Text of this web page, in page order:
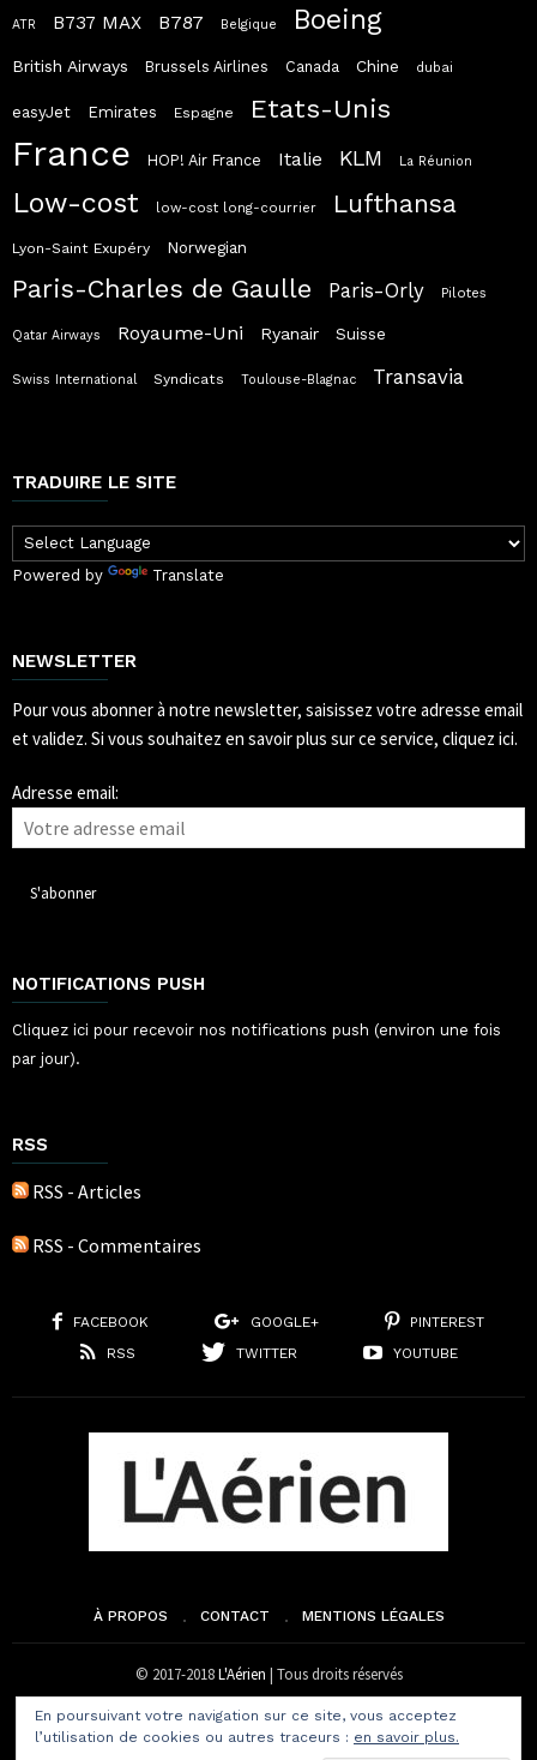
ATR B737 MAX B787 Belgique Boeing
British Airways Brussels Airlines Canada Chine dubai
easyJet Emirates Espagne Etats-Unis
France HOP! Air France Italie KLM La Réunion
Low-cost low-cost long-courrier Lufthansa
Lyon-Saint Exupéry Norwegian
Paris-Charles de Gaulle Paris-Orly Pilotes
Qatar Airways Royaume-Uni Ryanair Suisse
Swiss International Syndicats Toulouse-Blagnac Transavia
TRADUIRE LE SITE
Powered by Translate
NEWSLETTER
Pour vous abonner à notre newsletter, saisissez votre adresse email
et validez. Si vous souhaitez en savoir plus sur ce service, cliquez ici.
Adresse email:
NOTIFICATIONS PUSH
Cliquez ici pour recevoir nos notifications push (environ une fois
par jour).
RSS
RSS - Articles
RSS - Commentaires
FACEBOOK GOOGLE+
PINTEREST
RSS
TWITTER YOUTUBE
À PROPOS CONTACT MENTIONS LÉGALES
© 2017-2018L'Aérien | Tous droits réservés
En poursuivant votre navigation sur ce site, vous acceptez
l’utilisation de cookies ou autres traceurs : en savoir plus.